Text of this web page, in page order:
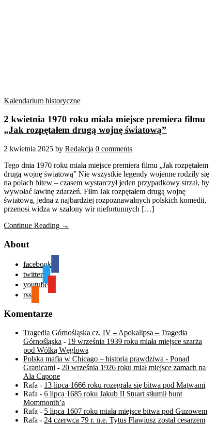
Kalendarium historyczne
2 kwietnia 1970 roku miała miejsce premiera filmu
„Jak rozpętałem drugą wojnę światową”
2 kwietnia 2025 by Redakcja 0 comments
Tego dnia 1970 roku miała miejsce premiera filmu „Jak rozpętałem
drugą wojnę światową” Nie wszystkie legendy wojenne rodziły się
na polach bitew – czasem wystarczył jeden przypadkowy strzał, by
wywołać lawinę zdarzeń. Film Jak rozpętałem drugą wojnę
światową, jedna z najbardziej rozpoznawalnych polskich komedii,
przenosi widza w szalony wir niefortunnych […]
Continue Reading →
About
facebook
twitter
youtube
rss
Komentarze
Tragedia Górnośląska cz. IV – Apokalipsa – Tragedia
Górnośląska - 19 września 1939 roku miała miejsce szarża
pod Wólką Węglową
Polska mafia w Chicago – historia prawdziwa - Ponad
Granicami - 20 września 1926 roku miał miejsce zamach na
Ala Capone
Rafa - 13 lipca 1666 roku rozegrała się bitwa pod Mątwami
Rafa - 6 lipca 1685 roku Jakub II Stuart stłumił bunt
Mommonth’a
Rafa - 5 lipca 1607 roku miała miejsce bitwa pod Guzowem
Rafa - 24 czerwca 79 r. n.e. Tytus Flawiusz został cesarzem